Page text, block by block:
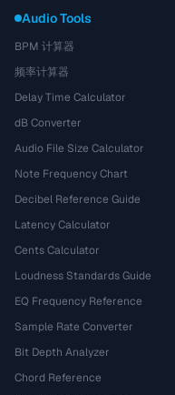
Audio Tools
BPM 计算器
频率计算器
Delay Time Calculator
dB Converter
Audio File Size Calculator
Note Frequency Chart
Decibel Reference Guide
Latency Calculator
Cents Calculator
Loudness Standards Guide
EQ Frequency Reference
Sample Rate Converter
Bit Depth Analyzer
Chord Reference